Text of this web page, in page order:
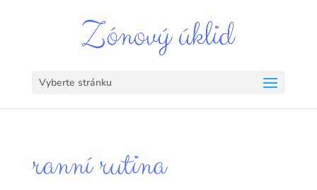
Vyberte stránku
ranní rutina